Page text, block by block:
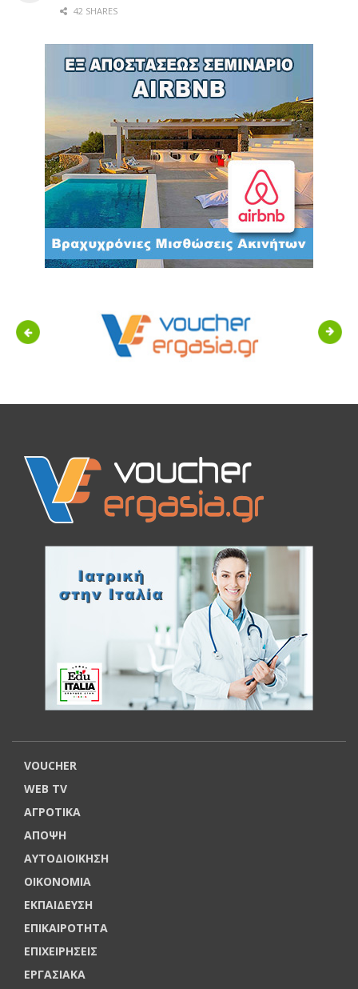
42 SHARES
Previous Next
VOUCHER
WEB TV
ΑΓΡΟΤΙΚΑ
ΑΠΟΨΗ
ΑΥΤΟΔΙΟΙΚΗΣΗ
ΟΙΚΟΝΟΜΙΑ
ΕΚΠΑΙΔΕΥΣΗ
ΕΠΙΚΑΙΡΟΤΗΤΑ
ΕΠΙΧΕΙΡΗΣΕΙΣ
ΕΡΓΑΣΙΑΚΑ